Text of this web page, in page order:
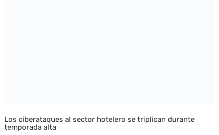
Los ciberataques al sector hotelero se triplican durante
temporada alta